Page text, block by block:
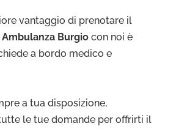
vantaggio di prenotare il
Burgio con noi è
a bordo medico e
a tua disposizione,
le tue domande per offrirti il